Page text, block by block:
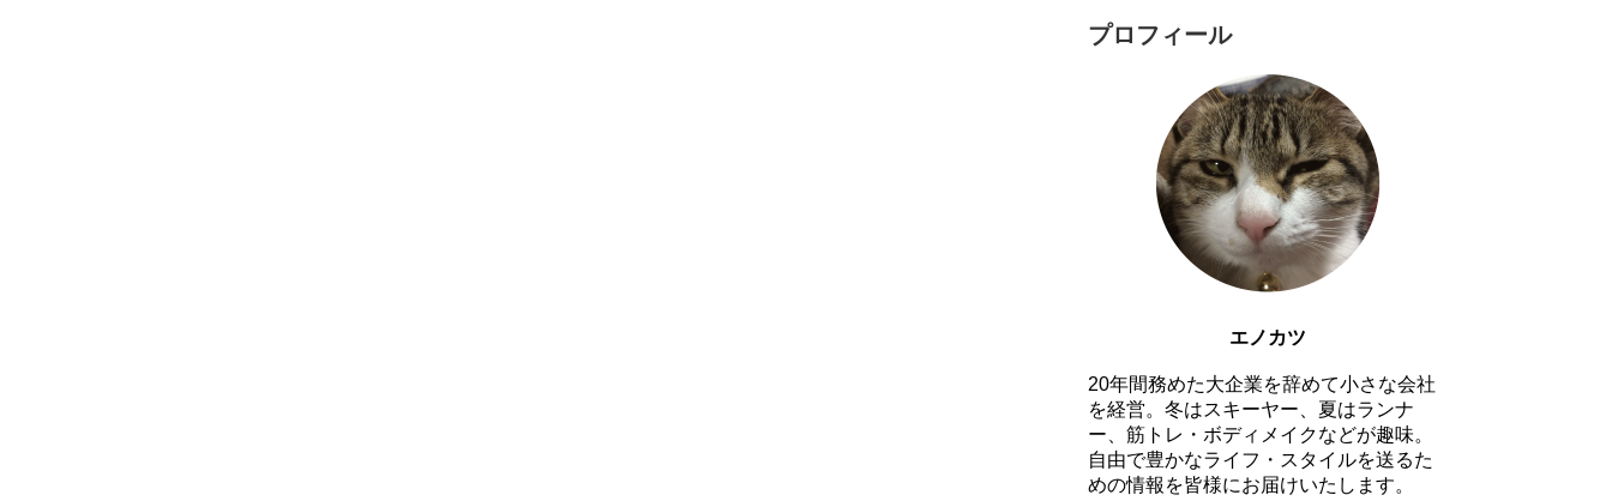
プロフィール
エノカツ
20年間務めた大企業を辞めて小さな会社
を経営。冬はスキーヤー、夏はランナ
ー、筋トレ・ボディメイクなどが趣味。
自由で豊かなライフ・スタイルを送るた
めの情報を皆様にお届けいたします。